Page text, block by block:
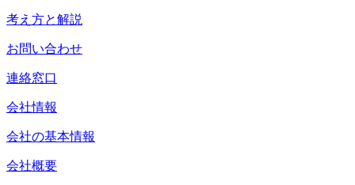
考え方と解説
お問い合わせ
連絡窓口
会社情報
会社の基本情報
会社概要